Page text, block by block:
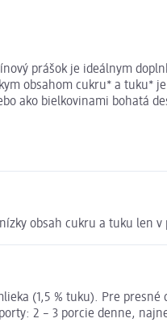
prášok je ideálnym
obsahom cukru* a tuku*
ako bielkovinami bohatá
obsah cukru a tuku len v
(1,5 % tuku). Pre presné
2 – 3 porcie denne,